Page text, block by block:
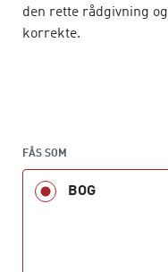
den rette rådgivning
korrekte.
vanskelig at trænge
bog er derfor skrevet
interesse for og
Bogen omfatter en
FÅS SOM
BOG